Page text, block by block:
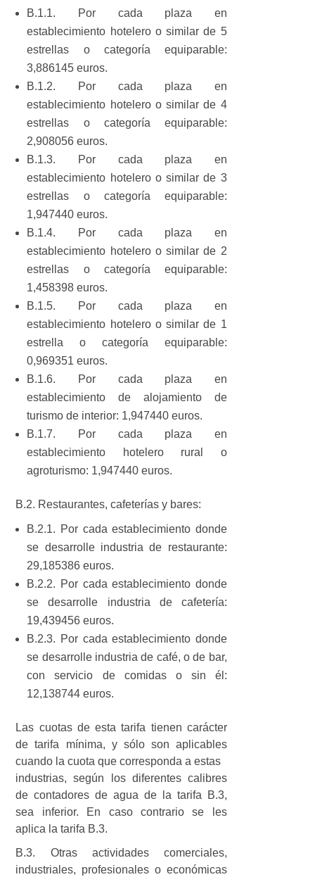
B.1.1. Por cada plaza en
establecimiento hotelero o similar de 5
estrellas o categoría equiparable:
3,886145 euros.
B.1.2. Por cada plaza en
establecimiento hotelero o similar de 4
estrellas o categoría equiparable:
2,908056 euros.
B.1.3. Por cada plaza en
establecimiento hotelero o similar de 3
estrellas o categoría equiparable:
1,947440 euros.
B.1.4. Por cada plaza en
establecimiento hotelero o similar de 2
estrellas o categoría equiparable:
1,458398 euros.
B.1.5. Por cada plaza en
establecimiento hotelero o similar de 1
estrella o categoría equiparable:
0,969351 euros.
B.1.6. Por cada plaza en
establecimiento de alojamiento de
turismo de interior: 1,947440 euros.
B.1.7. Por cada plaza en
establecimiento hotelero rural o
agroturismo: 1,947440 euros.
B.2. Restaurantes, cafeterías y bares:
B.2.1. Por cada establecimiento donde
se desarrolle industria de restaurante:
29,185386 euros.
B.2.2. Por cada establecimiento donde
se desarrolle industria de cafetería:
19,439456 euros.
B.2.3. Por cada establecimiento donde
se desarrolle industria de café, o de bar,
con servicio de comidas o sin él:
12,138744 euros.
Las cuotas de esta tarifa tienen carácter
de tarifa mínima, y sólo son aplicables
cuando la cuota que corresponda a estas
industrias, según los diferentes calibres
de contadores de agua de la tarifa B.3,
sea inferior. En caso contrario se les
aplica la tarifa B.3.
B.3. Otras actividades comerciales,
industriales, profesionales o económicas